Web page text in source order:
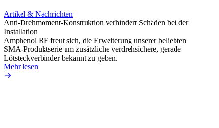
Artikel & Nachrichten
Anti-Drehmoment-Konstruktion verhindert Schäden bei der
Installation
Amphenol RF freut sich, die Erweiterung unserer beliebten
SMA-Produktserie um zusätzliche verdrehsichere, gerade
Lötsteckverbinder bekannt zu geben.
Mehr lesen